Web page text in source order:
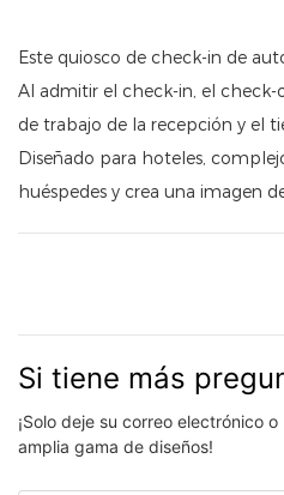
Este quiosco de check-in de
Al admitir el check-in, el check-
de trabajo de la recepción y el
Diseñado para hoteles,
huéspedes y crea una imagen
Si tiene más
¡Solo deje su correo electrónico
amplia gama de diseños!